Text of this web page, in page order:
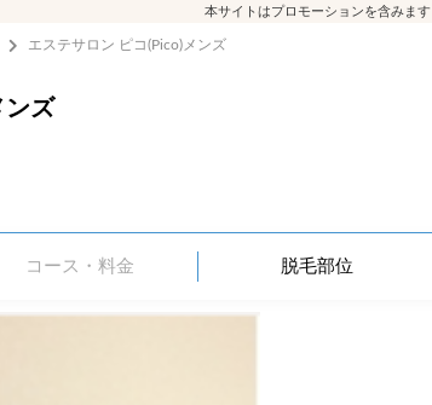
本サイトはプロモーションを含みます
エステサロン ピコ(Pico)メンズ
ンズ
コース・料金 脱毛部位